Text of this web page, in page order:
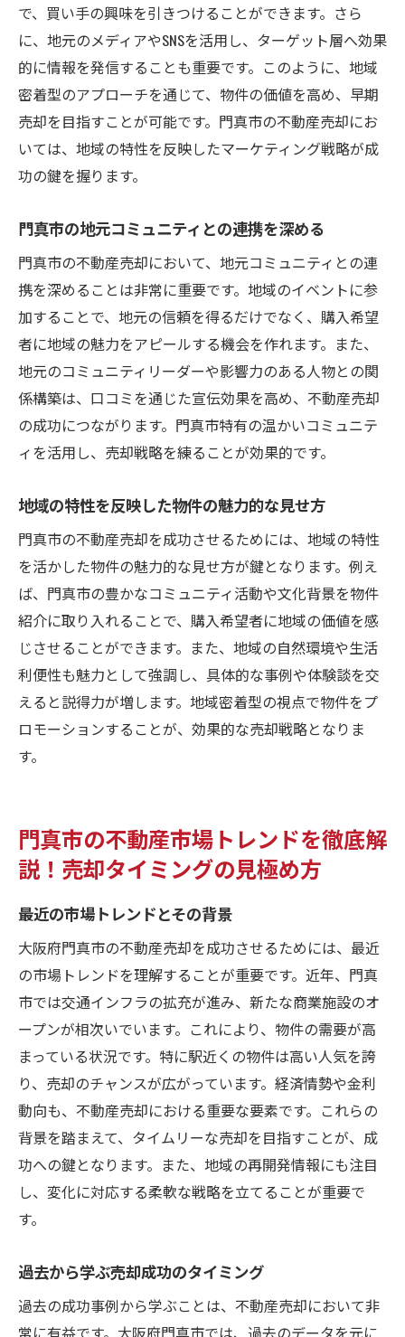
で、買い手の興味を引きつけることができます。さら
に、地元のメディアやSNSを活用し、ターゲット層へ効果
的に情報を発信することも重要です。このように、地域
密着型のアプローチを通じて、物件の価値を高め、早期
売却を目指すことが可能です。門真市の不動産売却にお
いては、地域の特性を反映したマーケティング戦略が成
功の鍵を握ります。
門真市の地元コミュニティとの連携を深める
門真市の不動産売却において、地元コミュニティとの連
携を深めることは非常に重要です。地域のイベントに参
加することで、地元の信頼を得るだけでなく、購入希望
者に地域の魅力をアピールする機会を作れます。また、
地元のコミュニティリーダーや影響力のある人物との関
係構築は、口コミを通じた宣伝効果を高め、不動産売却
の成功につながります。門真市特有の温かいコミュニテ
ィを活用し、売却戦略を練ることが効果的です。
地域の特性を反映した物件の魅力的な見せ方
門真市の不動産売却を成功させるためには、地域の特性
を活かした物件の魅力的な見せ方が鍵となります。例え
ば、門真市の豊かなコミュニティ活動や文化背景を物件
紹介に取り入れることで、購入希望者に地域の価値を感
じさせることができます。また、地域の自然環境や生活
利便性も魅力として強調し、具体的な事例や体験談を交
えると説得力が増します。地域密着型の視点で物件をプ
ロモーションすることが、効果的な売却戦略となりま
す。
門真市の不動産市場トレンドを徹底解
説！売却タイミングの見極め方
最近の市場トレンドとその背景
大阪府門真市の不動産売却を成功させるためには、最近
の市場トレンドを理解することが重要です。近年、門真
市では交通インフラの拡充が進み、新たな商業施設のオ
ープンが相次いでいます。これにより、物件の需要が高
まっている状況です。特に駅近くの物件は高い人気を誇
り、売却のチャンスが広がっています。経済情勢や金利
動向も、不動産売却における重要な要素です。これらの
背景を踏まえて、タイムリーな売却を目指すことが、成
功への鍵となります。また、地域の再開発情報にも注目
し、変化に対応する柔軟な戦略を立てることが重要で
す。
過去から学ぶ売却成功のタイミング
過去の成功事例から学ぶことは、不動産売却において非
常に有益です。大阪府門真市では、過去のデータを元に